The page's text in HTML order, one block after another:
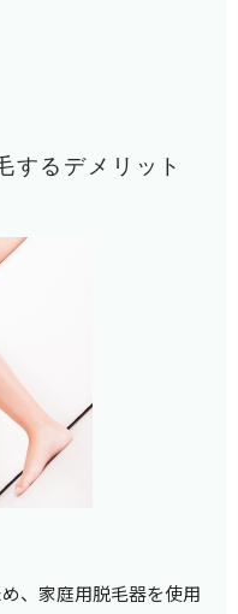
するデメリット
、家庭用脱毛器を使用